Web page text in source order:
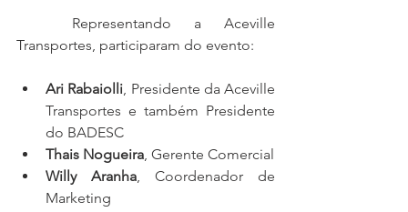
Transportes, participaram do evento:
Ari Rabaiolli, Presidente da Aceville
Transportes e também Presidente
do BADESC
Thais Nogueira, Gerente Comercial
Willy Aranha, Coordenador de
Marketing